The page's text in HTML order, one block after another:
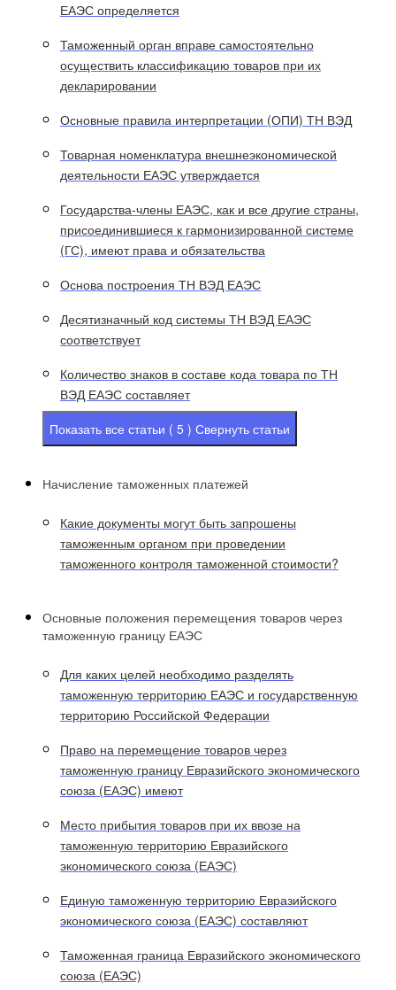
ЕАЭС определяется
Таможенный орган вправе самостоятельно
осуществить классификацию товаров при их
декларировании
Основные правила интерпретации (ОПИ) ТН ВЭД
Товарная номенклатура внешнеэкономической
деятельности ЕАЭС утверждается
Государства-члены ЕАЭС, как и все другие страны,
присоединившиеся к гармонизированной системе
(ГС), имеют права и обязательства
Основа построения ТН ВЭД ЕАЭС
Десятизначный код системы ТН ВЭД ЕАЭС
соответствует
Количество знаков в составе кода товара по ТН
ВЭД ЕАЭС составляет
Показать все статьи ( 5 ) Свернуть статьи
Начисление таможенных платежей
Какие документы могут быть запрошены
таможенным органом при проведении
таможенного контроля таможенной стоимости?
Основные положения перемещения товаров через
таможенную границу ЕАЭС
Для каких целей необходимо разделять
таможенную территорию ЕАЭС и государственную
территорию Российской Федерации
Право на перемещение товаров через
таможенную границу Евразийского экономического
союза (ЕАЭС) имеют
Место прибытия товаров при их ввозе на
таможенную территорию Евразийского
экономического союза (ЕАЭС)
Единую таможенную территорию Евразийского
экономического союза (ЕАЭС) составляют
Таможенная граница Евразийского экономического
союза (ЕАЭС)